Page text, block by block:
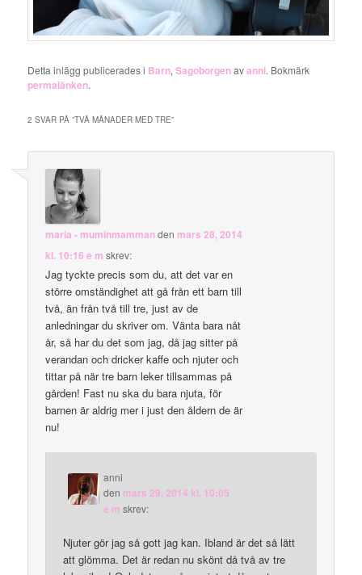
Detta inlägg publicerades i Barn,Sagoborgenavanni. Bokmärk
permalänken.
2 SVAR PÅ ”TVÅ MÅNADER MED TRE”
maria - muminmammanden mars 28, 2014
kl. 10:16 e m skrev:
Jag tyckte precis som du, att det var en
större omständighet att gå från ett barn till
två, än från två till tre, just av de
anledningar du skriver om. Vänta bara nåt
år, så har du det som jag, då jag sitter på
verandan och dricker kaffe och njuter och
tittar på när tre barn leker tillsammas på
gården! Fast nu ska du bara njuta, för
barnen är aldrig mer i just den åldern de är
nu!
anni
den mars 29, 2014 kl. 10:05
e m skrev:
Njuter gör jag så gott jag kan. Ibland är det så lätt
att glömma. Det är redan nu skönt då två av tre